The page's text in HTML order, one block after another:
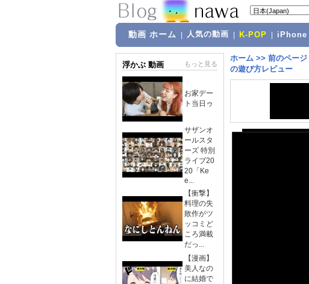
動画 ホーム 人気の動画 K-POP iPhone
浮かぶ 動画 もっと見る
お家デー
ト当日ゥ
サザンオ
ールスタ
ーズ 特別
ライブ20
20「Ke
e...
【衝撃】
料理の失
敗作がツ
ッコミど
ころ満載
だっ...
【漫画】
美人なの
に結婚で
ホーム >> 前のページ
の遊び方レビュー